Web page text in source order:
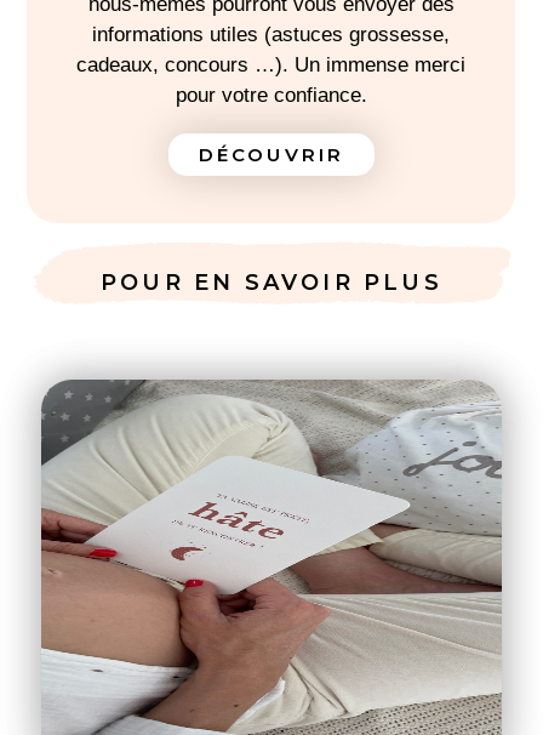
informations utiles (astuces grossesse,
cadeaux, concours …). Un immense merci
pour votre confiance.
DÉCOUVRIR
POUR EN SAVOIR PLUS